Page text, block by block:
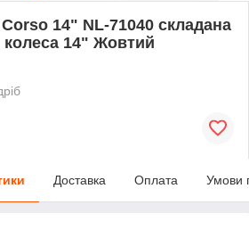
14" NL-71040 складана
14" Жовтий
Доставка Оплата Умови